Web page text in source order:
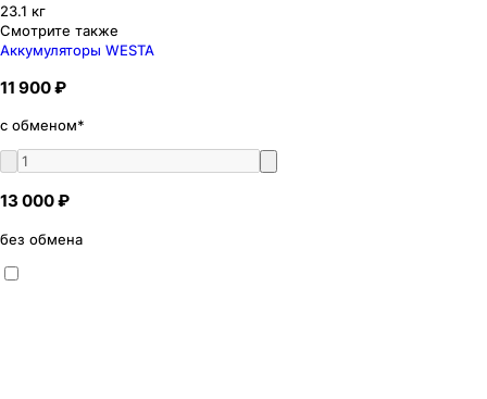
23.1 кг
Смотрите также
Аккумуляторы WESTA
11 900 ₽
с обменом*
13 000 ₽
без обмена